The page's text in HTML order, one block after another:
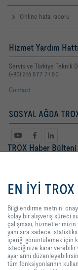
Online hata raporu
Hizmet Yardım Hattı
Servis ve Türkiye Teknik
(+90) 216 577 71 50
Contact
SOSYAL AĞDA
TROX Haber Bülteni
Yasal Terimler kayıt
EN İYİ
Bilgilendirme metnini
kolay bir alışveriş süreci
çalışması,
yanı sıra sadece
içeriği görüntülemek için
istediğinize karar verebilir
ayarlarını
tüm fonksiyonlarının